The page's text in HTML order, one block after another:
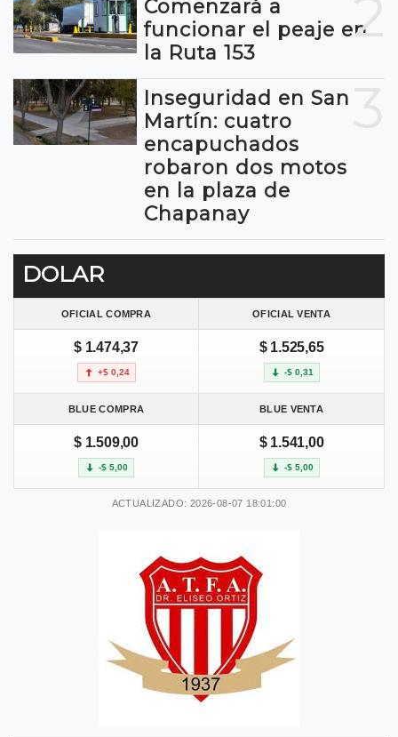
2
Comenzará a
funcionar el peaje en
la Ruta 153
Inseguridad en San
Martín: cuatro
encapuchados
robaron dos motos
en la plaza de
Chapanay
DOLAR
OFICIAL COMPRA OFICIAL VENTA
$ 1.474,37
+$ 0,24
$ 1.525,65
-$ 0,31
BLUE COMPRA BLUE VENTA
$ 1.509,00
-$ 5,00
$ 1.541,00
-$ 5,00
ACTUALIZADO: 2026-08-07 18:01:00